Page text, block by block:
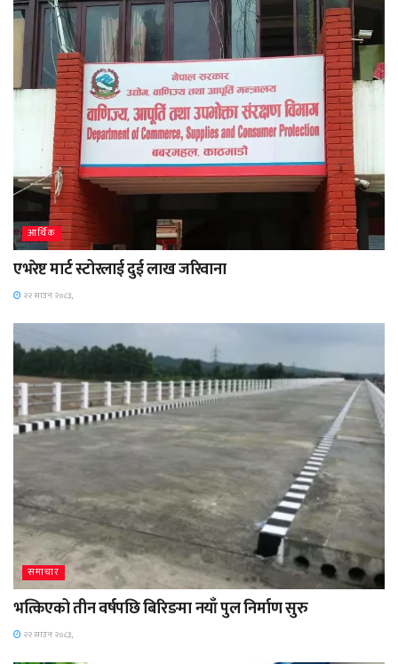
आर्थिक
एभरेष्ट मार्ट स्टोरलाई दुई लाख जरिवाना
२२ साउन २०८३,
समाचार
भत्किएको तीन वर्षपछि बिरिङमा नयाँ पुल निर्माण सुरु
२२ साउन २०८३,